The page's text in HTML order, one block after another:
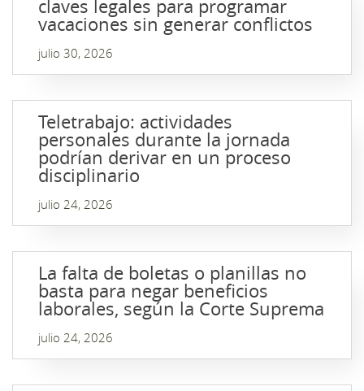
claves legales para programar
vacaciones sin generar conflictos
julio 30, 2026
Teletrabajo: actividades
personales durante la jornada
podrían derivar en un proceso
disciplinario
julio 24, 2026
La falta de boletas o planillas no
basta para negar beneficios
laborales, según la Corte Suprema
julio 24, 2026